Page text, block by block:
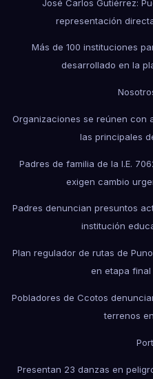
José Carlos Gutiérrez:
representación
Más de 100 instituciones
desarrollado en la
Organizaciones se reúnen con
las principales
Padres de familia de la I.E.
exigen cambio
Padres denuncian presuntos
institución
Plan regulador de rutas de
en etapa
Pobladores de Ccotos
terrenos
Presentan 23 danzas en